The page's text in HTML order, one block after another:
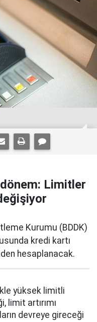
Limitler
Kurumu (BDDK)
kredi kartı
hesaplanacak.
yüksek limitli
limit artırımı
devreye gireceği